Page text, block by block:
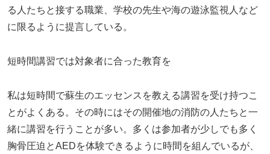
る人たちと接する職業、学校の先生や海の遊泳監視人など
に限るように提言している。
短時間講習では対象者に合った教育を
私は短時間で蘇生のエッセンスを教える講習を受け持つこ
とがよくある。その時にはその開催地の消防の人たちと一
緒に講習を行うことが多い。多くは参加者が少しでも多く
胸骨圧迫とAEDを体験できるように時間を組んでいるが、